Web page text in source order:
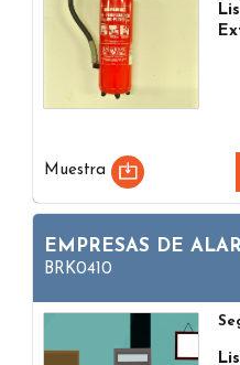
Muestra
EMPRESAS DE
BRK0410